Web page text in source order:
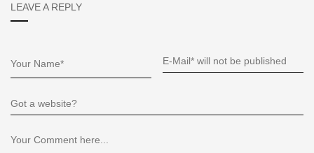
LEAVE A REPLY